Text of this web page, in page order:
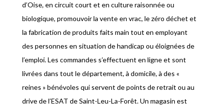
d’Oise, en circuit court et en culture raisonnée ou
biologique, promouvoir la vente en vrac, le zéro déchet et
la fabrication de produits faits main tout en employant
des personnes en situation de handicap ou éloignées de
l’emploi. Les commandes s’effectuent en ligne et sont
livrées dans tout le département, à domicile, à des «
reines » bénévoles qui servent de points de retrait ou au
drive de l’ESAT de Saint-Leu-La-Forêt. Un magasin est